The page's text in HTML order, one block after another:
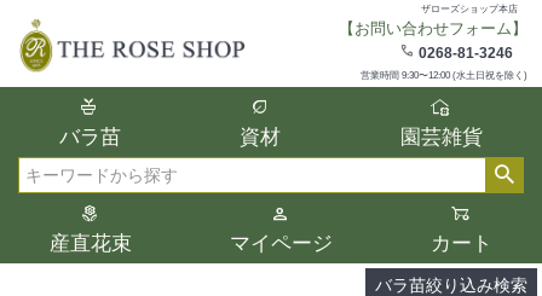
ザローズショップ本店
【お問い合わせフォーム】
0268-81-3246
営業時間 9:30〜12:00 (水土日祝を除く)
バラ苗 資材 園芸雑貨
産直花束 マイページ カート
バラ苗絞り込み検索
在庫
在庫ありのみ表示
検索
複数の条件を選択して絞り込み検索が可能
選択した項目全てに該当する品種のみ検索
結果に表示されます。
タイプ、カラー、ブランドなどは1つずつ選
択してください。